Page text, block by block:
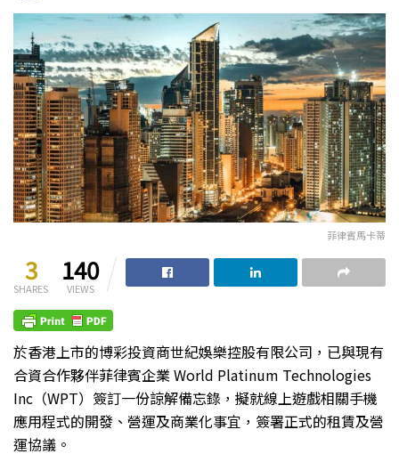
菲律賓馬卡蒂
3
SHARES
140
VIEWS
於香港上市的博彩投資商世紀娛樂控股有限公司，已與現有
合資合作夥伴菲律賓企業 World Platinum Technologies
Inc（WPT）簽訂一份諒解備忘錄，擬就線上遊戲相關手機
應用程式的開發、營運及商業化事宜，簽署正式的租賃及營
運協議。